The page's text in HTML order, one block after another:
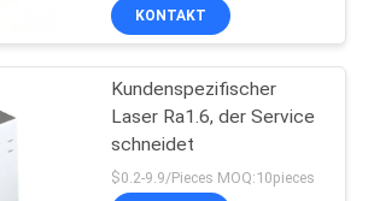
102
KONTAKT
Kundenspezifischer
Laser Ra1.6, der Service
schneidet
$0.2-9.9/Pieces MOQ:10pieces